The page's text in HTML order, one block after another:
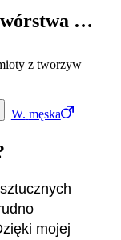
W. męska
Operatorka maszyn przetwórstwa tworzyw sztucznych
z tworzyw
mojej